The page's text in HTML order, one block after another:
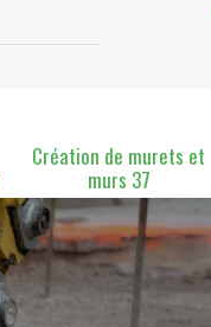
Création de murets et
murs 37